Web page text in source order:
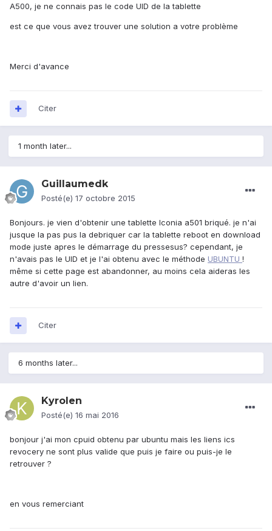
A500, je ne connais pas le code UID de la tablette
est ce que vous avez trouver une solution a votre problème
Merci d'avance
Citer
1 month later...
Guillaumedk
Posté(e) 17 octobre 2015
Bonjours. je vien d'obtenir une tablette Iconia a501 briqué. je n'ai
jusque la pas pus la debriquer car la tablette reboot en download
mode juste apres le démarrage du pressesus? cependant, je
n'avais pas le UID et je l'ai obtenu avec le méthode UBUNTU !
même si cette page est abandonner, au moins cela aideras les
autre d'avoir un lien.
Citer
6 months later...
Kyrolen
Posté(e) 16 mai 2016
bonjour j'ai mon cpuid obtenu par ubuntu mais les liens ics
revocery ne sont plus valide que puis je faire ou puis-je le
retrouver ?
en vous remerciant